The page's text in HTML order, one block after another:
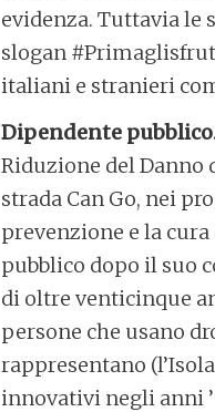
evidenza. Tuttavia le
slogan
italiani e stranieri
Dipendente
Riduzione del Danno
strada Can Go, nei
prevenzione e la
pubblico dopo il suo
di oltre venticinque
persone che usano
rappresentano
innovativi negli anni